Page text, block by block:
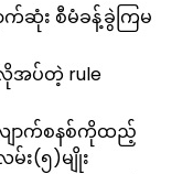
ဆုံး စီမံခန့်ခွဲကြမ
အပ်တဲ့ rule
ာက်စနစ်ကိုထည့်
း(၅)မျိုး